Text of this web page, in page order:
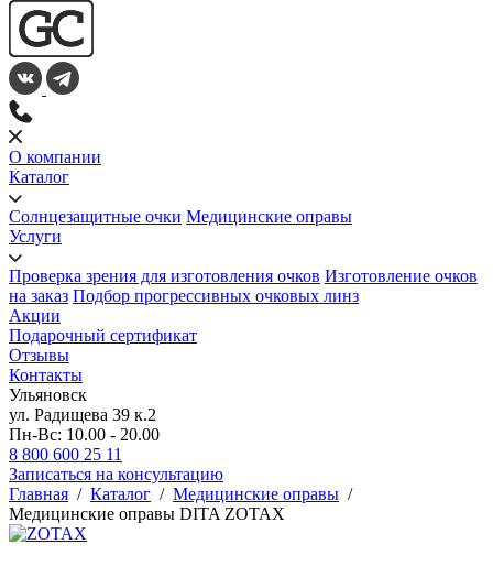
О компании
Каталог
Солнцезащитные очки Медицинские оправы
Услуги
Проверка зрения для изготовления очков Изготовление очков
на заказ Подбор прогрессивных очковых линз
Акции
Подарочный сертификат
Отзывы
Контакты
Ульяновск
ул. Радищева 39 к.2
Пн-Вс: 10.00 - 20.00
8 800 600 25 11
Записаться на консультацию
Главная / Каталог / Медицинские оправы /
Медицинские оправы DITA ZOTAX